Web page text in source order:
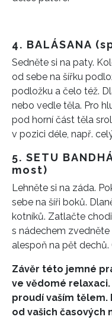
INFORMACE
REDAKCE
4. BALÁSANA
Sedněte si na paty.
od sebe na šířku
podložku a čelo též.
nebo vedle těla. Pro
pod horní část těla
v pozici déle, např.
5. SETU
most)
Lehněte si na záda.
sebe na šíři boků.
kotníků. Zatlačte
s nádechem zvedněte
alespoň na pět dechů.
Závěr této jemné
ve vědomé
proudí vaším tělem.
od vašich časových